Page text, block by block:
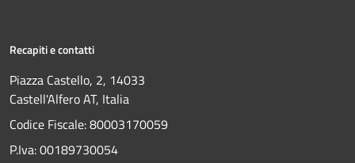
Recapiti e contatti
Piazza Castello, 2, 14033
Castell'Alfero AT, Italia
Codice Fiscale: 80003170059
P.Iva: 00189730054